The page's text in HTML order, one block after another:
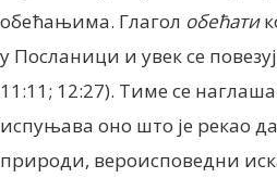
обећањима. Глагол обећати
у Послaници и увек се
11:11; 12:27). Тиме се
испуњава оно што је рекао
природи, вероисповедни